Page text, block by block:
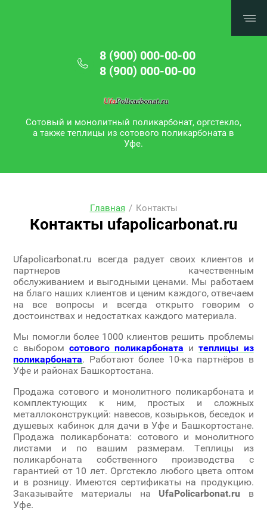
8 (900) 000-00-00
8 (900) 000-00-00
Сотовый и монолитный поликарбонат, оргстекло,
а также теплицы из сотового поликарбоната в
Уфе.
Главная / Контакты
Контакты ufapolicarbonat.ru
Ufapolicarbonat.ru всегда радует своих клиентов и
партнеров качественным
обслуживанием и выгодными ценами. Мы работаем
на благо наших клиентов и ценим каждого, отвечаем
на все вопросы и всегда открыто говорим о
достоинствах и недостатках каждого материала.
Мы помогли более 1000 клиентов решить проблемы
с выбором сотового поликарбоната итеплицы из
поликарбоната. Работают более 10-ка партнёров в
Уфе и районах Башкортостана.
Продажа сотового и монолитного поликарбоната и
комплектующих к ним, простых и сложных
металлоконструкций: навесов, козырьков, беседок и
душевых кабинок для дачи в Уфе и Башкортостане.
Продажа поликарбоната: сотового и монолитного
листами и по вашим размерам. Теплицы из
поликарбоната собственного производства с
гарантией от 10 лет. Оргстекло любого цвета оптом
и в розницу. Имеются сертификаты на продукцию.
Заказывайте материалы на UfaPolicarbonat.ru в
Уфе.